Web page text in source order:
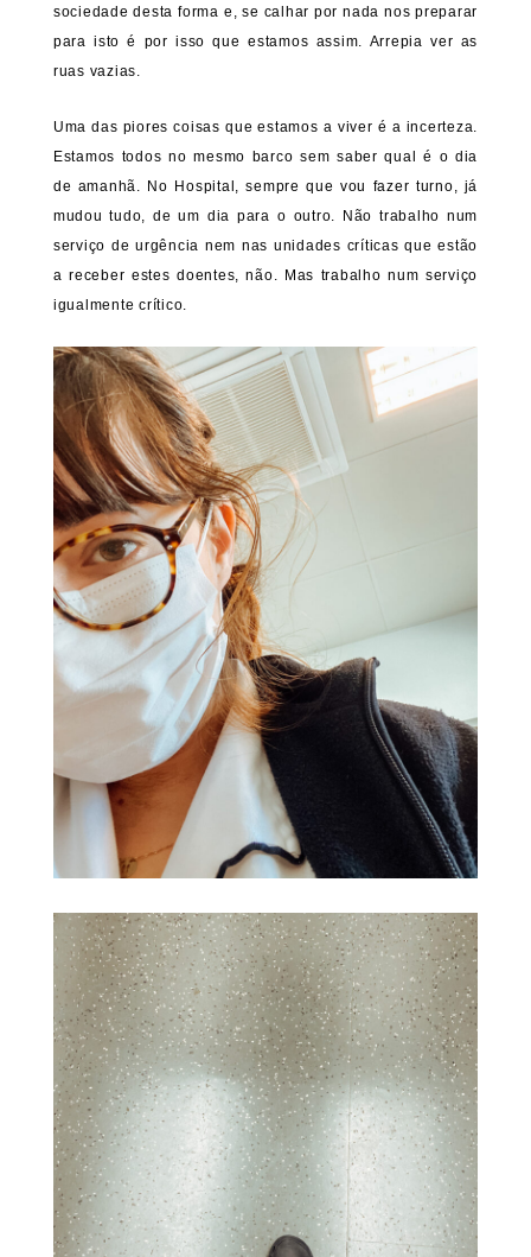
sociedade desta forma e, se calhar por nada nos preparar
para isto é por isso que estamos assim. Arrepia ver as
ruas vazias.
Uma das piores coisas que estamos a viver é a incerteza.
Estamos todos no mesmo barco sem saber qual é o dia
de amanhã. No Hospital, sempre que vou fazer turno, já
mudou tudo, de um dia para o outro. Não trabalho num
serviço de urgência nem nas unidades críticas que estão
a receber estes doentes, não. Mas trabalho num serviço
igualmente crítico.